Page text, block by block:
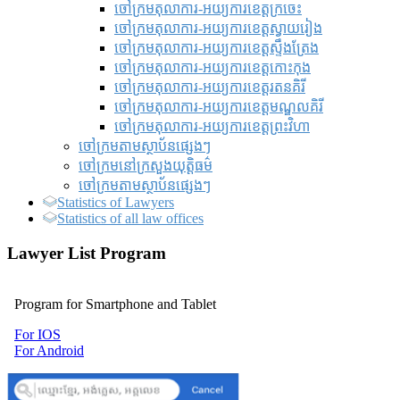
ចៅក្រមតុលាការ-អយ្យការខេត្តក្រចេះ
ចៅក្រមតុលាការ-អយ្យការខេត្តស្វាយរៀង
ចៅក្រមតុលាការ-អយ្យការខេត្តស្ទឹងត្រែង
ចៅក្រមតុលាការ-អយ្យការខេត្តកោះកុង
ចៅក្រមតុលាការ-អយ្យការខេត្តរតនគិរី
ចៅក្រមតុលាការ-អយ្យការខេត្តមណ្ឌលគិរី
ចៅក្រមតុលាការ-អយ្យការខេត្តព្រះវិហា
ចៅក្រមតាមស្ថាប័នផ្សេងៗ
ចៅក្រមនៅក្រសួងយុត្តិធម៌
ចៅក្រមតាមស្ថាប័នផ្សេងៗ
Statistics of Lawyers
Statistics of all law offices
Lawyer List Program
Program for Smartphone and Tablet
For IOS
For Android